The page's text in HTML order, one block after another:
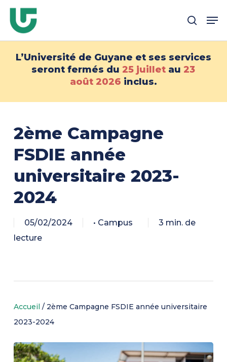
Passer
principalL’Université de Guyane et ses services
seront fermés du25 juillet au23
août 2026 inclus.
2ème Campagne
FSDIE année
universitaire 2023-
2024
05/02/2024 • Campus
3 min. de
lecture
Accueil / 2ème Campagne FSDIE année universitaire
2023-2024